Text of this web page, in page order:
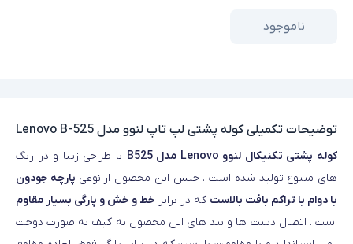
ناموجود
توضیحات تکمیلیکوله پشتی لپ تاپ لنوو مدل Lenovo B-525
کوله پشتی تکنیکال لنوو Lenovo مدل B525
با طراحی زیبا و در رنگ
های متنوع تولید شده است . جنس این محصول از نوعی پارچه جودون
با دوام با تراکم بافت بالاست که در برابر خط و خش و پارگی بسیار مقاوم
است . اتصال دست ها و بند های این محصول به کیف به صورت دوخت